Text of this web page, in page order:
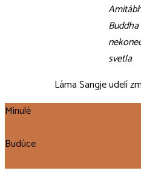
Buddha
svetla
Láma Sangje udelí
Minulé
Budúce